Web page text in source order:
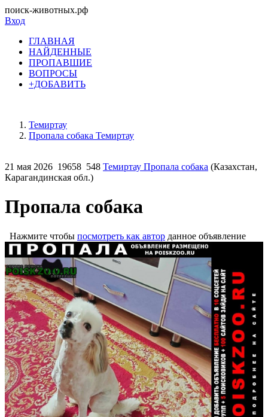
поиск-животных.рф
Вход
ГЛАВНАЯ
НАЙДЕННЫЕ
ПРОПАВШИЕ
ВОПРОСЫ
+ДОБАВИТЬ
Темиртау
Пропала собака Темиртау
21 мая 2026 19658 548 Темиртау Пропала собака (Казахстан,
Карагандинская обл.)
Пропала собака
Нажмите чтобы посмотреть как автор данное объявление